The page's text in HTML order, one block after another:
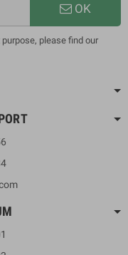
OK
please find our